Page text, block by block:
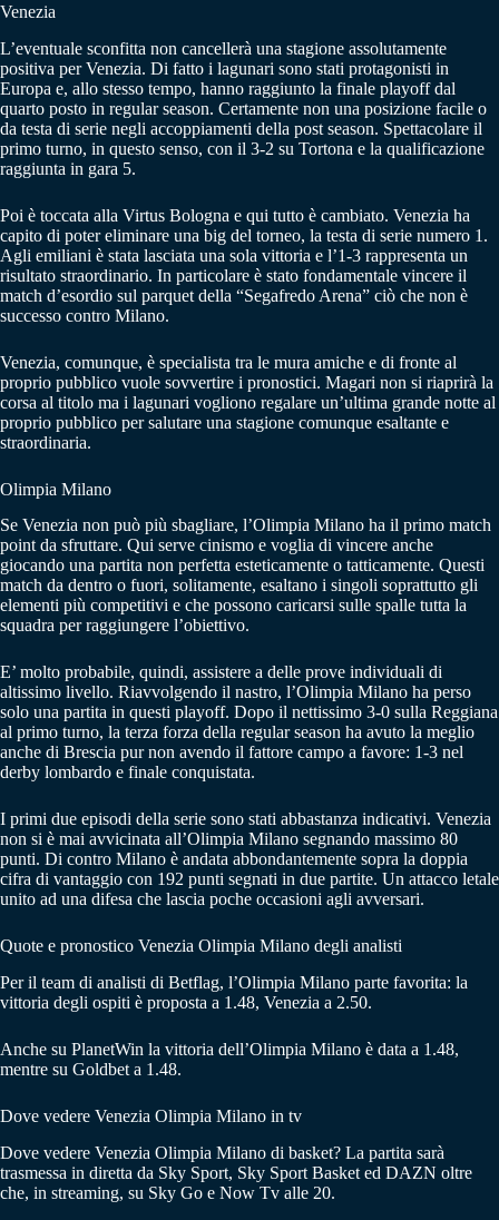
Venezia
L’eventuale sconfitta non cancellerà una stagione assolutamente
positiva per Venezia. Di fatto i lagunari sono stati protagonisti in
Europa e, allo stesso tempo, hanno raggiunto la finale playoff dal
quarto posto in regular season. Certamente non una posizione facile o
da testa di serie negli accoppiamenti della post season. Spettacolare il
primo turno, in questo senso, con il 3-2 su Tortona e la qualificazione
raggiunta in gara 5.
Poi è toccata alla Virtus Bologna e qui tutto è cambiato. Venezia ha
capito di poter eliminare una big del torneo, la testa di serie numero 1.
Agli emiliani è stata lasciata una sola vittoria e l’1-3 rappresenta un
risultato straordinario. In particolare è stato fondamentale vincere il
match d’esordio sul parquet della “Segafredo Arena” ciò che non è
successo contro Milano.
Venezia, comunque, è specialista tra le mura amiche e di fronte al
proprio pubblico vuole sovvertire i pronostici. Magari non si riaprirà la
corsa al titolo ma i lagunari vogliono regalare un’ultima grande notte al
proprio pubblico per salutare una stagione comunque esaltante e
straordinaria.
Olimpia Milano
Se Venezia non può più sbagliare, l’Olimpia Milano ha il primo match
point da sfruttare. Qui serve cinismo e voglia di vincere anche
giocando una partita non perfetta esteticamente o tatticamente. Questi
match da dentro o fuori, solitamente, esaltano i singoli soprattutto gli
elementi più competitivi e che possono caricarsi sulle spalle tutta la
squadra per raggiungere l’obiettivo.
E’ molto probabile, quindi, assistere a delle prove individuali di
altissimo livello. Riavvolgendo il nastro, l’Olimpia Milano ha perso
solo una partita in questi playoff. Dopo il nettissimo 3-0 sulla Reggiana
al primo turno, la terza forza della regular season ha avuto la meglio
anche di Brescia pur non avendo il fattore campo a favore: 1-3 nel
derby lombardo e finale conquistata.
I primi due episodi della serie sono stati abbastanza indicativi. Venezia
non si è mai avvicinata all’Olimpia Milano segnando massimo 80
punti. Di contro Milano è andata abbondantemente sopra la doppia
cifra di vantaggio con 192 punti segnati in due partite. Un attacco letale
unito ad una difesa che lascia poche occasioni agli avversari.
Quote e pronostico Venezia Olimpia Milano degli analisti
Per il team di analisti di Betflag, l’Olimpia Milano parte favorita: la
vittoria degli ospiti è proposta a 1.48, Venezia a 2.50.
Anche su PlanetWin la vittoria dell’Olimpia Milano è data a 1.48,
mentre su Goldbet a 1.48.
Dove vedere Venezia Olimpia Milano in tv
Dove vedere Venezia Olimpia Milano di basket? La partita sarà
trasmessa in diretta da Sky Sport, Sky Sport Basket ed DAZN oltre
che, in streaming, su Sky Go e Now Tv alle 20.